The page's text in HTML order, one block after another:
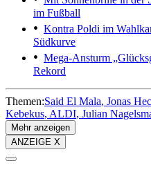
im Fußball
Kontra Poldi im
Südkurve
Mega-Ansturm
Rekord
Themen:Said El Mala Jonas
Kebekus ALDI Julian
Mehr anzeigen
ANZEIGE X